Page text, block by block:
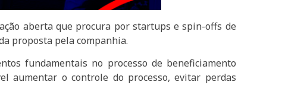
aberta que procura por startups e spin-offs de
proposta pela companhia.
fundamentais no processo de beneficiamento
aumentar o controle do processo, evitar perdas